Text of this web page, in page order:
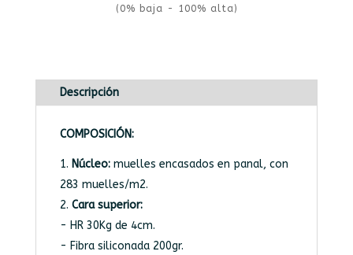
(0% baja - 100% alta)
Descripción
COMPOSICIÓN:
Núcleo:muelles encasados en panal, con
283 muelles/m2.
Cara superior:
- HR 30Kg de 4cm.
- Fibra siliconada 200gr.